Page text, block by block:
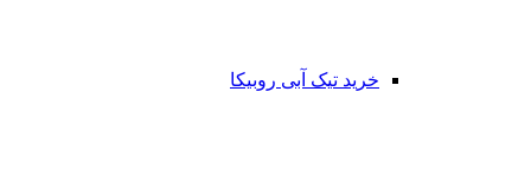
خرید تیک آبی روبیکا